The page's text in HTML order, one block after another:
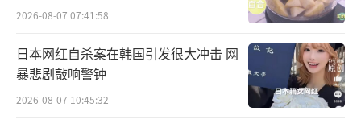
2026-08-07 07:41:58
日本网红自杀案在韩国引发很大冲击 网
暴悲剧敲响警钟
2026-08-07 10:45:32